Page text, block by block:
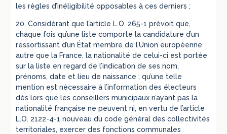
les règles d’inéligibilité opposables à ces derniers ;
20. Considérant que l’article L.O. 265-1 prévoit que,
chaque fois qu’une liste comporte la candidature d’un
ressortissant d’un État membre de l’Union européenne
autre que la France, la nationalité de celui-ci est portée
sur la liste en regard de l’indication de ses nom,
prénoms, date et lieu de naissance ; qu’une telle
mention est nécessaire à l’information des électeurs
dès lors que les conseillers municipaux n’ayant pas la
nationalité française ne peuvent ni, en vertu de l’article
L.O. 2122-4-1 nouveau du code général des collectivités
territoriales, exercer des fonctions communales